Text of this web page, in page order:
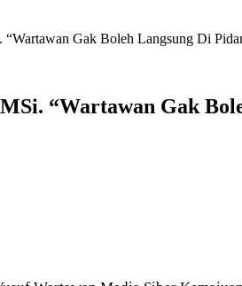
Gak Boleh Langsung Di
“Wartawan Gak